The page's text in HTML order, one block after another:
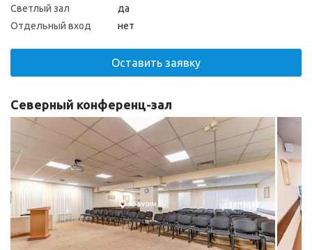
Светлый зал
да
Отдельный вход
нет
Оставить заявку
Северный конференц-зал